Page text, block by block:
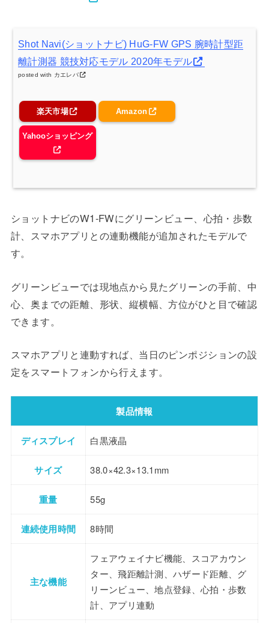
Shot Navi(ショットナビ) HuG-FW GPS 腕時計型距
離計測器 競技対応モデル 2020年モデル
posted with カエレバ
楽天市場 Amazon
Yahooショッピング
ショットナビのW1-FWにグリーンビュー、心拍・歩数
計、スマホアプリとの連動機能が追加されたモデルで
す。
グリーンビューでは現地点から見たグリーンの手前、中
心、奥までの距離、形状、縦横幅、方位がひと目で確認
できます。
スマホアプリと連動すれば、当日のピンポジションの設
定をスマートフォンから行えます。
製品情報
ディスプレイ 白黒液晶
サイズ 38.0×42.3×13.1mm
重量 55g
連続使用時間 8時間
主な機能
フェアウェイナビ機能、スコアカウン
ター、飛距離計測、ハザード距離、グ
リーンビュー、地点登録、心拍・歩数
計、アプリ連動